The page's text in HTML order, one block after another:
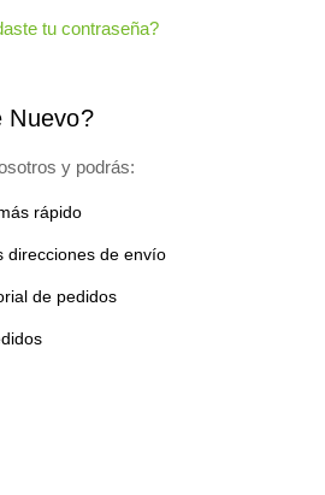
tu contraseña?
Nuevo?
y podrás:
rápido
direcciones de envío
de pedidos